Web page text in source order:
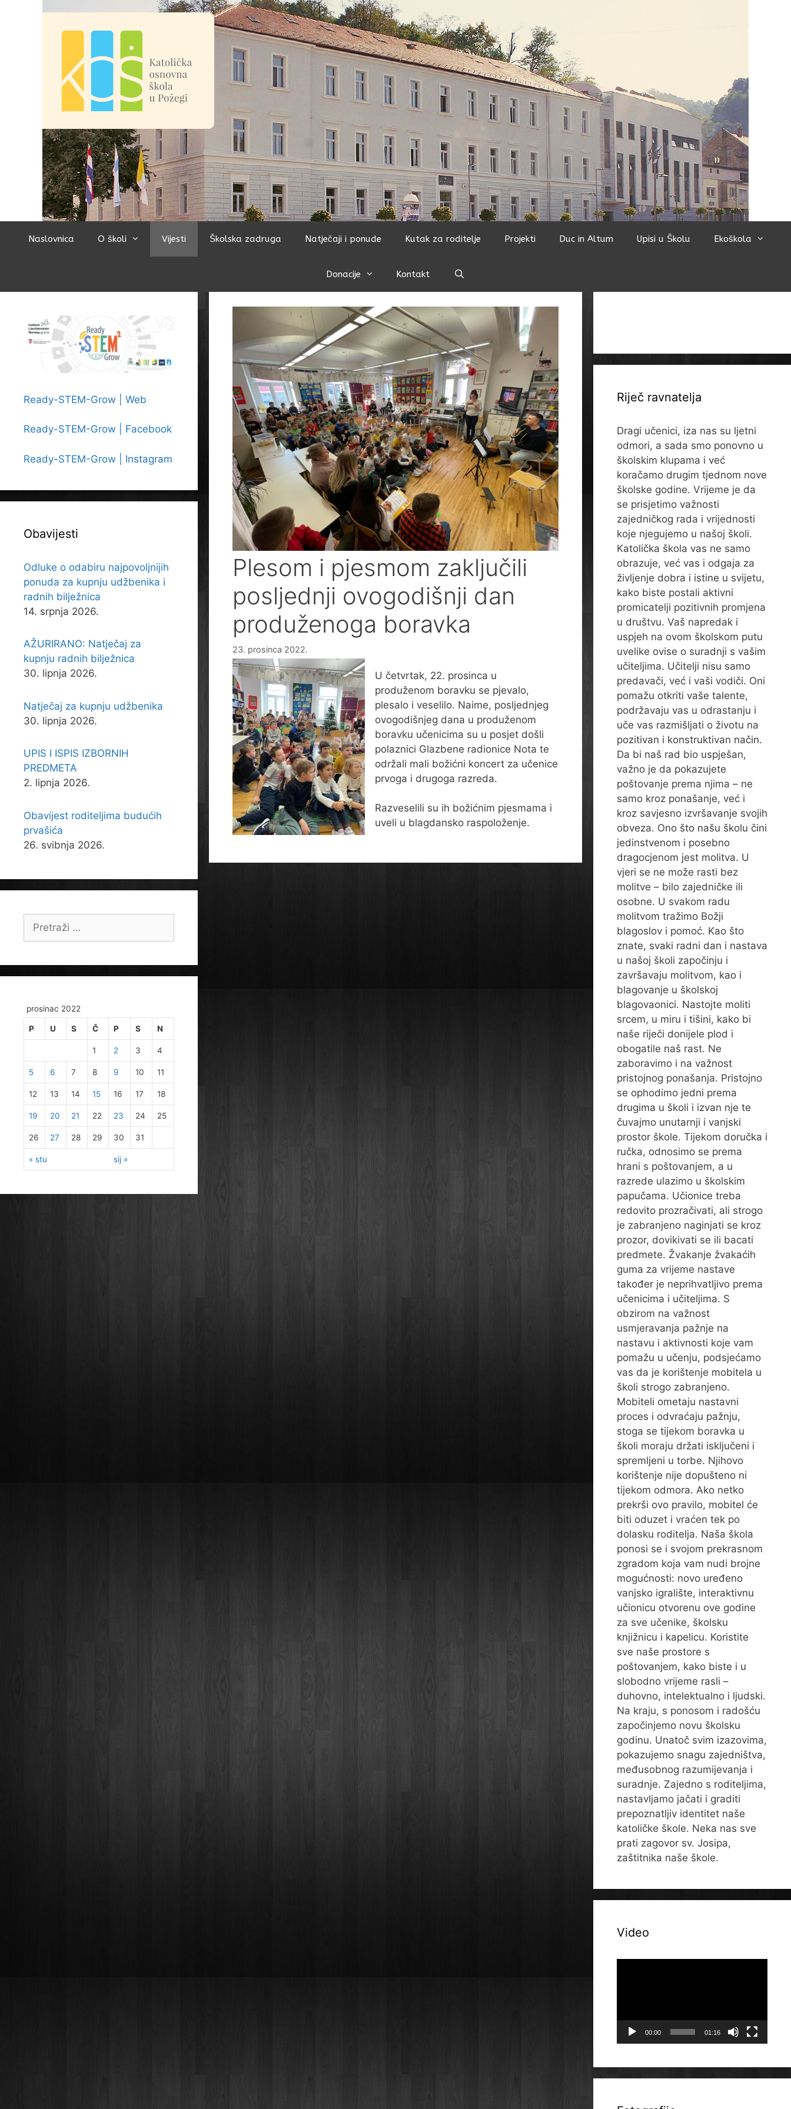
Naslovnica O školi Vijesti Školska zadruga Natječaji i ponude Kutak za roditelje Projekti Duc in Altum Upisi u Školu Ekoškola
Donacije Kontakt
Plesom i pjesmom zaključili
posljednji ovogodišnji dan
produženoga boravka
23. prosinca 2022.
U četvrtak, 22. prosinca u
produženom boravku se pjevalo,
plesalo i veselilo. Naime, posljednjeg
ovogodišnjeg dana u produženom
boravku učenicima su u posjet došli
polaznici Glazbene radionice Nota te
održali mali božićni koncert za učenice
prvoga i drugoga razreda.
Razveselili su ih božićnim pjesmama i
uveli u blagdansko raspoloženje.
Ready-STEM-Grow | Web
Ready-STEM-Grow | Facebook
Ready-STEM-Grow | Instagram
Obavijesti
Odluke o odabiru najpovoljnijih
ponuda za kupnju udžbenika i
radnih bilježnica
14. srpnja 2026.
AŽURIRANO: Natječaj za
kupnju radnih bilježnica
30. lipnja 2026.
Natječaj za kupnju udžbenika
30. lipnja 2026.
UPIS I ISPIS IZBORNIH
PREDMETA
2. lipnja 2026.
Obavijest roditeljima budućih
prvašića
26. svibnja 2026.
prosinac 2022
P U S Č P S N
« stu sij »
1 2 3 4
5 6 7 8 9 10 11
12 13 14 15 16 17 18
19 20 21 22 23 24 25
26 27 28 29 30 31
Riječ ravnatelja
Dragi učenici, iza nas su ljetni
odmori, a sada smo ponovno u
školskim klupama i već
koračamo drugim tjednom nove
školske godine. Vrijeme je da
se prisjetimo važnosti
zajedničkog rada i vrijednosti
koje njegujemo u našoj školi.
Katolička škola vas ne samo
obrazuje, već vas i odgaja za
življenje dobra i istine u svijetu,
kako biste postali aktivni
promicatelji pozitivnih promjena
u društvu. Vaš napredak i
uspjeh na ovom školskom putu
uvelike ovise o suradnji s vašim
učiteljima. Učitelji nisu samo
predavači, već i vaši vodiči. Oni
pomažu otkriti vaše talente,
podržavaju vas u odrastanju i
uče vas razmišljati o životu na
pozitivan i konstruktivan način.
Da bi naš rad bio uspješan,
važno je da pokazujete
poštovanje prema njima – ne
samo kroz ponašanje, već i
kroz savjesno izvršavanje svojih
obveza. Ono što našu školu čini
jedinstvenom i posebno
dragocjenom jest molitva. U
vjeri se ne može rasti bez
molitve – bilo zajedničke ili
osobne. U svakom radu
molitvom tražimo Božji
blagoslov i pomoć. Kao što
znate, svaki radni dan i nastava
u našoj školi započinju i
završavaju molitvom, kao i
blagovanje u školskoj
blagovaonici. Nastojte moliti
srcem, u miru i tišini, kako bi
naše riječi donijele plod i
obogatile naš rast. Ne
zaboravimo i na važnost
pristojnog ponašanja. Pristojno
se ophodimo jedni prema
drugima u školi i izvan nje te
čuvajmo unutarnji i vanjski
prostor škole. Tijekom doručka i
ručka, odnosimo se prema
hrani s poštovanjem, a u
razrede ulazimo u školskim
papučama. Učionice treba
redovito prozračivati, ali strogo
je zabranjeno naginjati se kroz
prozor, dovikivati se ili bacati
predmete. Žvakanje žvakaćih
guma za vrijeme nastave
također je neprihvatljivo prema
učenicima i učiteljima. S
obzirom na važnost
usmjeravanja pažnje na
nastavu i aktivnosti koje vam
pomažu u učenju, podsjećamo
vas da je korištenje mobitela u
školi strogo zabranjeno.
Mobiteli ometaju nastavni
proces i odvraćaju pažnju,
stoga se tijekom boravka u
školi moraju držati isključeni i
spremljeni u torbe. Njihovo
korištenje nije dopušteno ni
tijekom odmora. Ako netko
prekrši ovo pravilo, mobitel će
biti oduzet i vraćen tek po
dolasku roditelja. Naša škola
ponosi se i svojom prekrasnom
zgradom koja vam nudi brojne
mogućnosti: novo uređeno
vanjsko igralište, interaktivnu
učionicu otvorenu ove godine
za sve učenike, školsku
knjižnicu i kapelicu. Koristite
sve naše prostore s
poštovanjem, kako biste i u
slobodno vrijeme rasli –
duhovno, intelektualno i ljudski.
Na kraju, s ponosom i radošću
započinjemo novu školsku
godinu. Unatoč svim izazovima,
pokazujemo snagu zajedništva,
međusobnog razumijevanja i
suradnje. Zajedno s roditeljima,
nastavljamo jačati i graditi
prepoznatljiv identitet naše
katoličke škole. Neka nas sve
prati zagovor sv. Josipa,
zaštitnika naše škole.
Video
00:00 01:16